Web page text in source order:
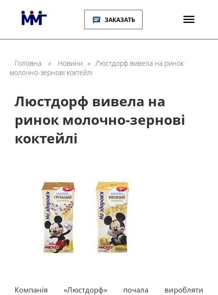
ЗАКАЗАТЬ
Головна » Новини » Люстдорф вивела на ринок
молочно-зернові коктейлі
Люстдорф вивела на
ринок молочно-зернові
коктейлі
Компанія «Люстдорф» почала виробляти